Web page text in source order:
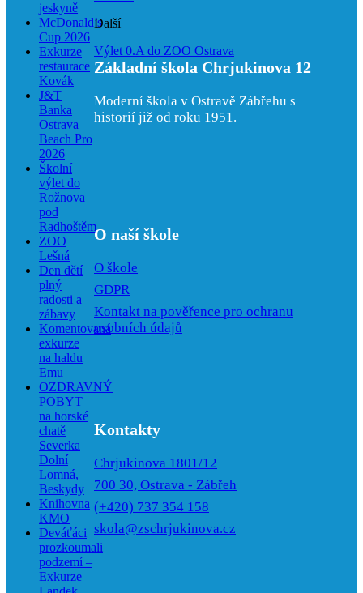
jeskyně
McDonald’s
Cup 2026
Exkurze
restaurace
Kovák
J&T
Banka
Ostrava
Beach Pro
2026
Školní
výlet do
Rožnova
pod
Radhoštěm
ZOO
Lešná
Den dětí
plný
radosti a
zábavy
Komentovaná
exkurze
na haldu
Emu
OZDRAVNÝ
POBYT
na horské
chatě
Severka
Dolní
Lomná,
Beskydy
Knihovna
KMO
Deváťáci
prozkoumali
podzemí –
Exkurze
Další
Výlet 0.A do ZOO Ostrava
Základní škola Chrjukinova 12
Moderní škola v Ostravě Zábřehu s
historií již od roku 1951.
O naší škole
O škole
GDPR
Kontakt na pověřence pro ochranu
osobních údajů
Kontakty
Chrjukinova 1801/12
700 30, Ostrava - Zábřeh
(+420) 737 354 158
skola@zschrjukinova.cz